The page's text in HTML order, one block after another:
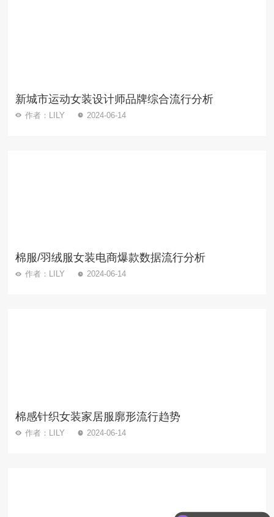
新城市运动女装设计师品牌综合流行分析
作者：LILY 2024-06-14
棉服/羽绒服女装电商爆款数据流行分析
作者：LILY 2024-06-14
棉感针织女装家居服廓形流行趋势
作者：LILY 2024-06-14